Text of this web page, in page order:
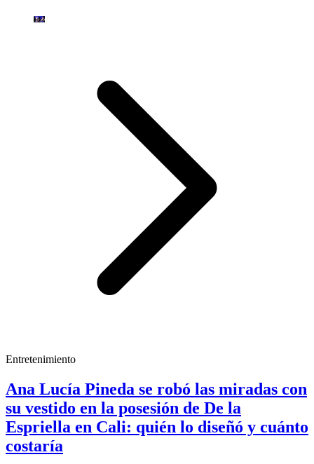
Entretenimiento
Ana Lucía Pineda se robó las miradas con
su vestido en la posesión de De la
Espriella en Cali: quién lo diseñó y cuánto
costaría